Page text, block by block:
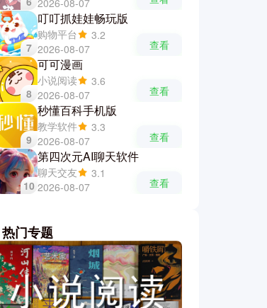
2026-08-07
7
叮叮抓娃娃畅玩版
购物平台
3.2
2026-08-07
查看
8
可可漫画
小说阅读
3.6
2026-08-07
查看
9
秒懂百科手机版
教学软件
3.3
2026-08-07
查看
10
第四次元AI聊天软件
聊天交友
3.1
2026-08-07
查看
热门专题